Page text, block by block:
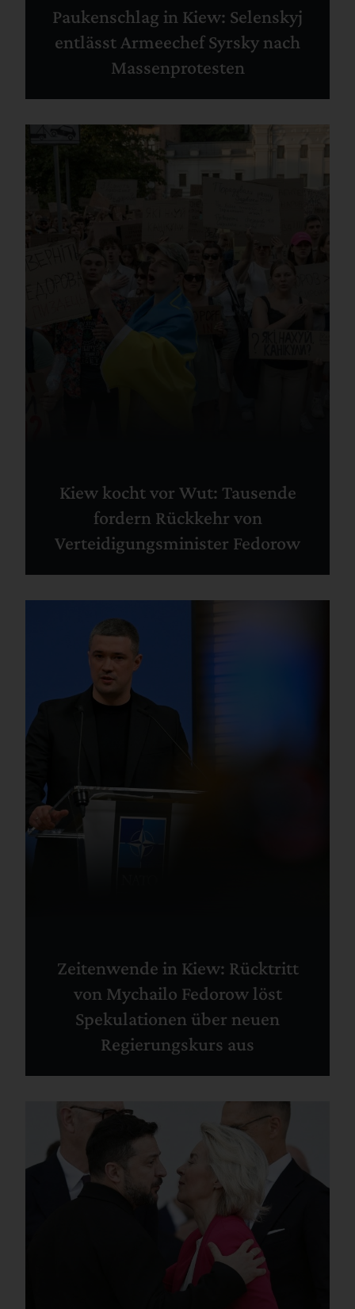
Paukenschlag in Kiew: Selenskyj
entlässt Armeechef Syrsky nach
Massenprotesten
Kiew kocht vor Wut: Tausende
fordern Rückkehr von
Verteidigungsminister Fedorow
Zeitenwende in Kiew: Rücktritt
von Mychailo Fedorow löst
Spekulationen über neuen
Regierungskurs aus